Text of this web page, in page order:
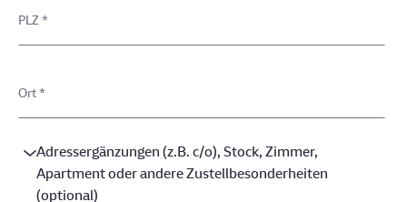
PLZ*
Ort*
Adressergänzungen (z.B. c/o), Stock, Zimmer,
Apartment oder andere Zustellbesonderheiten
(optional)